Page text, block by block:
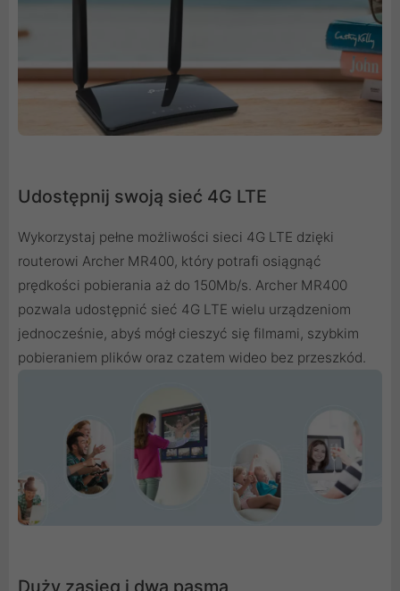
Udostępnij swoją sieć 4G LTE
Wykorzystaj pełne możliwości sieci 4G LTE dzięki
routerowi Archer MR400, który potrafi osiągnąć
prędkości pobierania aż do 150Mb/s. Archer MR400
pozwala udostępnić sieć 4G LTE wielu urządzeniom
jednocześnie, abyś mógł cieszyć się filmami, szybkim
pobieraniem plików oraz czatem wideo bez przeszkód.